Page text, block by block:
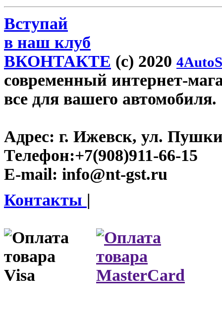
Вступай
в наш клуб
ВКОНТАКТЕ (c) 2020
современный интернет-
все для вашего автомобиля.
Адрес: г. Ижевск, ул.
Телефон:+7(908)911-66-15
E-mail: info@nt-gst.ru
Контакты |